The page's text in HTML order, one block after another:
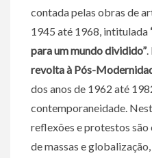
contada pelas obras de
1945 até 1968, intitulada
para um mundo dividido”
revolta à Pós-
dos anos de 1962 até
contemporaneidade.
reflexões e protestos
de massas e